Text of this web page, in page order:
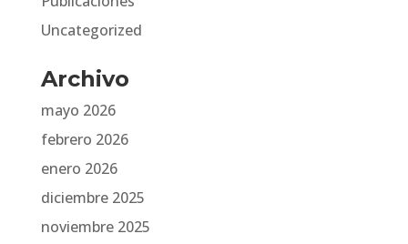
Uncategorized
Archivo
mayo 2026
febrero 2026
enero 2026
diciembre 2025
noviembre 2025